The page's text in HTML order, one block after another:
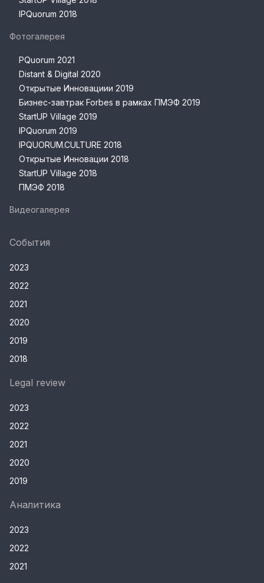
IPQuorum 2018
Фотогалерея
PQuorum 2021
Distant & Digital 2020
Открытые Инновациии 2019
Бизнес-завтрак Forbes в рамках ПМЭФ 2019
StartUP Village 2019
IPQuorum 2019
IPQUORUM.CULTURE 2018
Открытые Инновации 2018
StartUP Village 2018
ПМЭФ 2018
Видеогалерея
События
2023
2022
2021
2020
2019
2018
Legal review
2023
2022
2021
2020
2019
Аналитика
2023
2022
2021